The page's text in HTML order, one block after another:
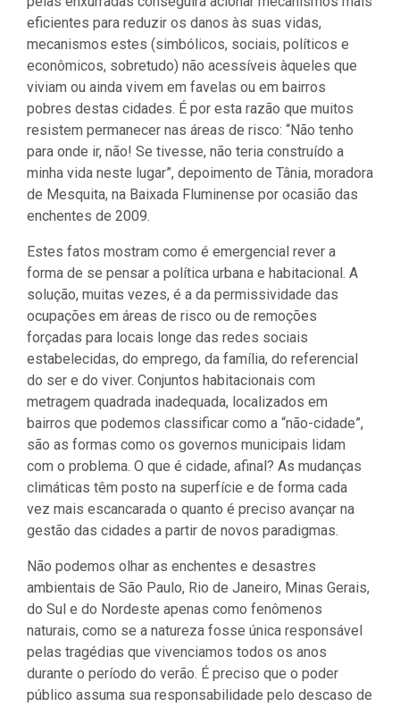
eficientes para reduzir os danos às suas vidas,
mecanismos estes (simbólicos, sociais, políticos e
econômicos, sobretudo) não acessíveis àqueles que
viviam ou ainda vivem em favelas ou em bairros
pobres destas cidades. É por esta razão que muitos
resistem permanecer nas áreas de risco: “Não tenho
para onde ir, não! Se tivesse, não teria construído a
minha vida neste lugar”, depoimento de Tânia, moradora
de Mesquita, na Baixada Fluminense por ocasião das
enchentes de 2009.
Estes fatos mostram como é emergencial rever a
forma de se pensar a política urbana e habitacional. A
solução, muitas vezes, é a da permissividade das
ocupações em áreas de risco ou de remoções
forçadas para locais longe das redes sociais
estabelecidas, do emprego, da família, do referencial
do ser e do viver. Conjuntos habitacionais com
metragem quadrada inadequada, localizados em
bairros que podemos classificar como a “não-cidade”,
são as formas como os governos municipais lidam
com o problema. O que é cidade, afinal? As mudanças
climáticas têm posto na superfície e de forma cada
vez mais escancarada o quanto é preciso avançar na
gestão das cidades a partir de novos paradigmas.
Não podemos olhar as enchentes e desastres
ambientais de São Paulo, Rio de Janeiro, Minas Gerais,
do Sul e do Nordeste apenas como fenômenos
naturais, como se a natureza fosse única responsável
pelas tragédias que vivenciamos todos os anos
durante o período do verão. É preciso que o poder
público assuma sua responsabilidade pelo descaso de